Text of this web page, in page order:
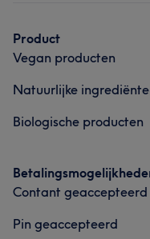
Product
Vegan producten
Natuurlijke
Biologische producten
Contant geaccepteerd
Pin geaccepteerd